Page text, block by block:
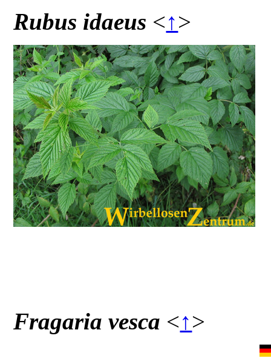
Rubus idaeus <↑>
Fragaria vesca <↑>